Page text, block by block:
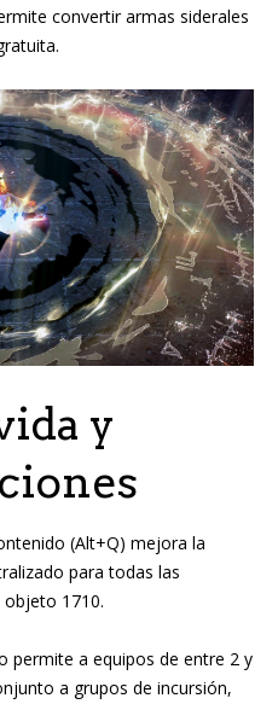
convertir armas siderales
y
(Alt+Q) mejora la
para todas las
objeto 1710.
permite a equipos de entre 2 y
a grupos de incursión,